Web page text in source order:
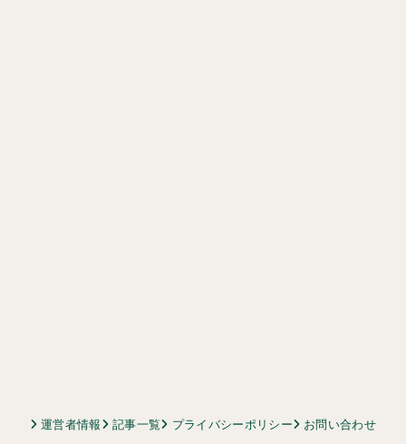
運営者情報 記事一覧 プライバシーポリシー お問い合わせ